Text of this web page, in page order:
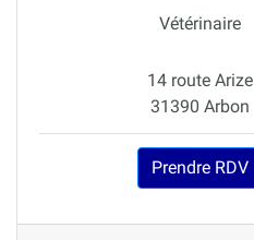
Vétérinaire
14 route Arize
31390 Arbon
Prendre RDV